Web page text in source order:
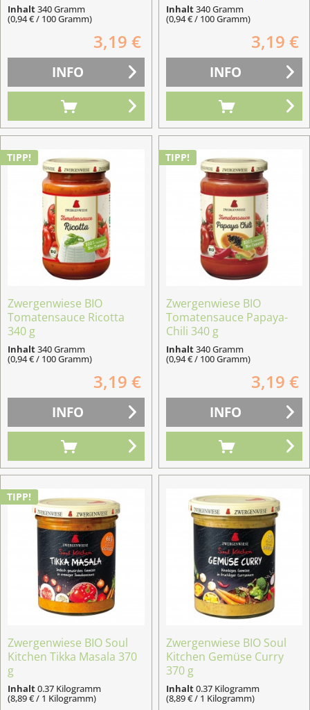
Inhalt340 Gramm
(0,94 € / 100 Gramm)
3,19 €
INFO
Inhalt340 Gramm
(0,94 € / 100 Gramm)
3,19 €
INFO
TIPP!
Zwergenwiese BIO
Tomatensauce Ricotta
340 g
Inhalt340 Gramm
(0,94 € / 100 Gramm)
3,19 €
INFO
TIPP!
Zwergenwiese BIO
Tomatensauce Papaya-
Chili 340 g
Inhalt340 Gramm
(0,94 € / 100 Gramm)
3,19 €
INFO
TIPP!
Zwergenwiese BIO Soul
Kitchen Tikka Masala 370
g
Inhalt0.37 Kilogramm
(8,89 € / 1 Kilogramm)
Zwergenwiese BIO Soul
Kitchen Gemüse Curry
370 g
Inhalt0.37 Kilogramm
(8,89 € / 1 Kilogramm)